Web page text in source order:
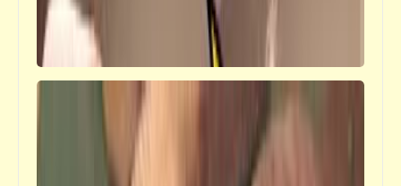
قصص_صور مشقلبة
صورة واحد دكتور عيّان (5) | صور مشقلبة | د.